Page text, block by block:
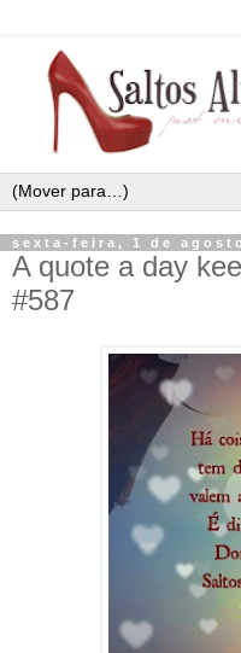
sexta-feira, 1 de
A quote a day
#587